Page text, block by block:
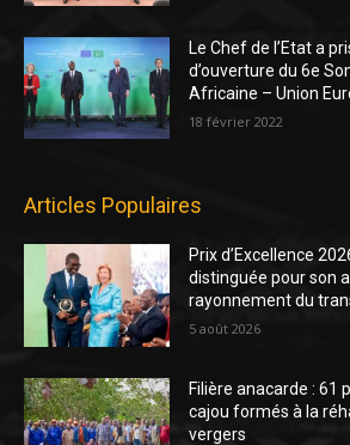
Le Chef de l’Etat a
d’ouverture du 6e
Africaine – Union
18 février 2022
Articles Populaires
Prix d’Excellence
distinguée pour son
rayonnement du
5 août 2026
Filière anacarde : 61
cajou formés à la
vergers